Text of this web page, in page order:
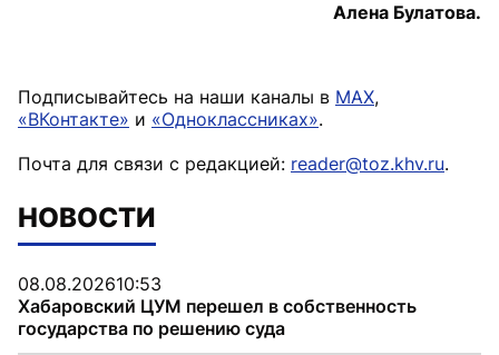
Алена Булатова.
Подписывайтесь на наши каналы в MAX,
«ВКонтакте» и «Одноклассниках».
Почта для связи с редакцией: reader@toz.khv.ru.
НОВОСТИ
08.08.202610:53
Хабаровский ЦУМ перешел в собственность
государства по решению суда